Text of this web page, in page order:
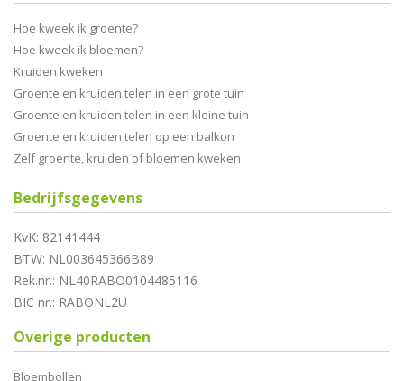
Hoe kweek ik groente?
Hoe kweek ik bloemen?
Kruiden kweken
Groente en kruiden telen in een grote tuin
Groente en kruiden telen in een kleine tuin
Groente en kruiden telen op een balkon
Zelf groente, kruiden of bloemen kweken
Bedrijfsgegevens
KvK: 82141444
BTW: NL003645366B89
Rek.nr.: NL40RABO0104485116
BIC nr.: RABONL2U
Overige producten
Bloembollen